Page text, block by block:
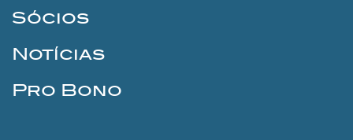
Sócios
Notícias
Pro Bono